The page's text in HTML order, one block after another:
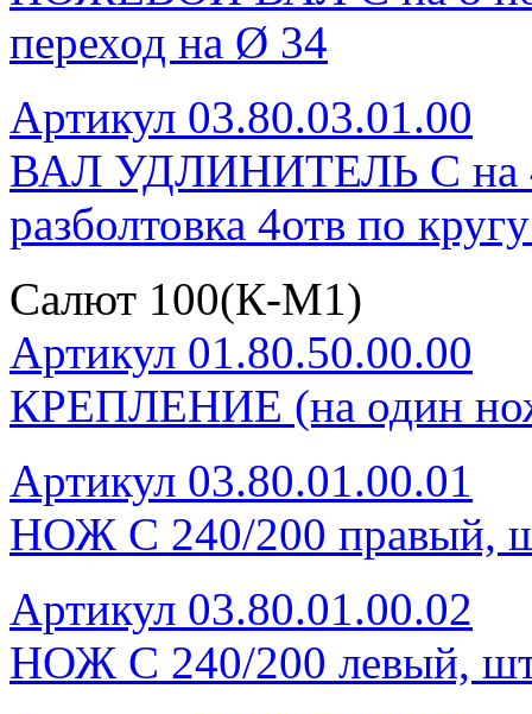
переход на Ø 34
Артикул 03.80.03.01.00
ВАЛ УДЛИНИТЕЛЬ С на 4
разболтовка 4отв по
Салют 100(К-М1)
Артикул 01.80.50.00.00
КРЕПЛЕНИЕ (на один
Артикул 03.80.01.00.01
НОЖ С 240/200 правый,
Артикул 03.80.01.00.02
НОЖ С 240/200 левый,